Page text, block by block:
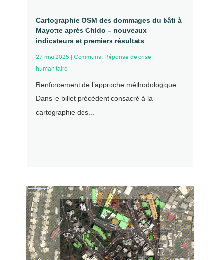
Cartographie OSM des dommages du bâti à
Mayotte après Chido – nouveaux
indicateurs et premiers résultats
27 mai 2025 Communs, Réponse de crise
humanitaire
Renforcement de l’approche méthodologique
Dans le billet précédent consacré à la
cartographie des...